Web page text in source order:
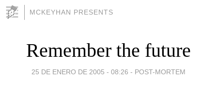
MCKEYHAN PRESENTS
Remember the future
25 DE ENERO DE 2005 - 08:26 - POST-MORTEM